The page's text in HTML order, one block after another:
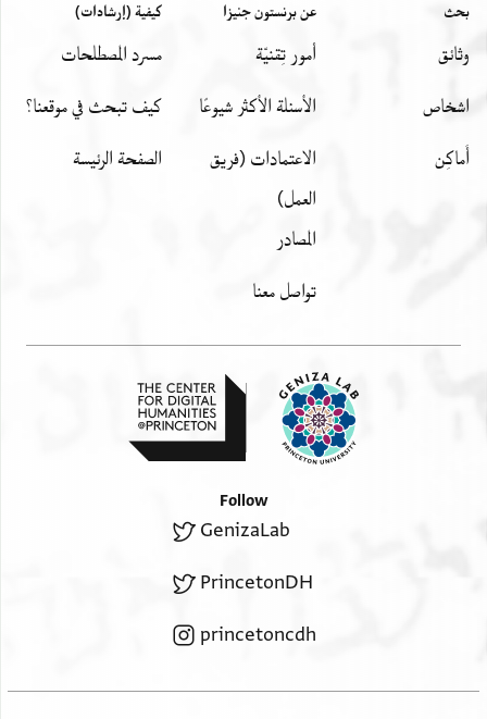
بحث
وثائق
اشخاص
أَماكِن
عن برنستون جنيزا
أمور تِقنيّة
الأسئلة الأكثر شيوعًا
الاعتمادات (فريق
العمل)
المصادر
تواصل معنا
كيفية (إرشادات)
مسرد المصطلحات
كيف تبحث في موقعنا؟
الصفحة الرئيسة
Follow
GenizaLab
PrincetonDH
princetoncdh